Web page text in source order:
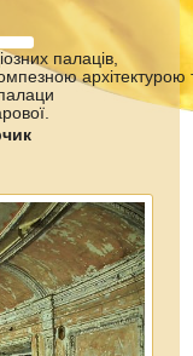
палаців,
архітектурою